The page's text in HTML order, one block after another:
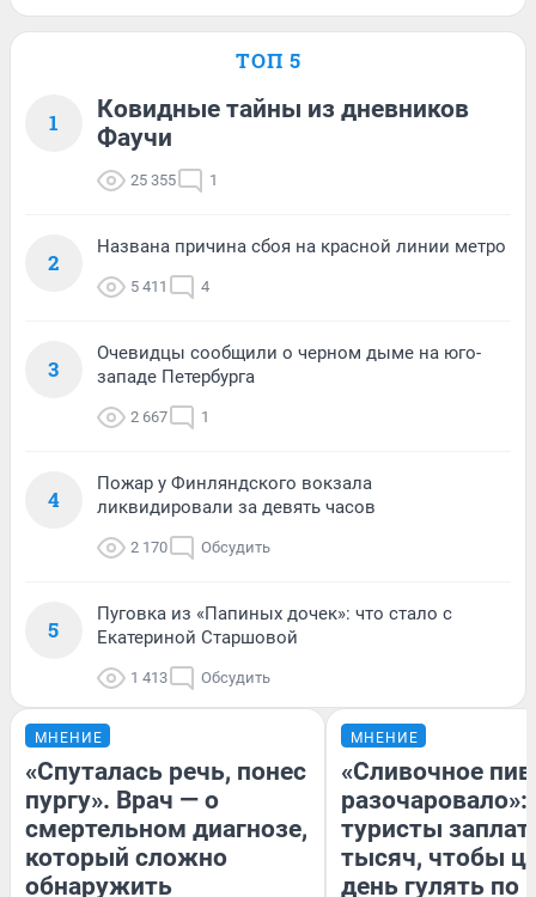
ТОП 5
1
Ковидные тайны из дневников
Фаучи
25 355 1
2
Названа причина сбоя на красной линии метро
5 411 4
3
Очевидцы сообщили о черном дыме на юго-
западе Петербурга
2 667 1
4
Пожар у Финляндского вокзала
ликвидировали за девять часов
2 170 Обсудить
5
Пуговка из «Папиных дочек»: что стало с
Екатериной Старшовой
1 413 Обсудить
МНЕНИЕ
«Спуталась речь, понес
пургу». Врач — о
смертельном диагнозе,
который сложно
обнаружить
МНЕНИЕ
«Сливочное
разочаровало»:
туристы
тысяч, чтобы
день гулять по